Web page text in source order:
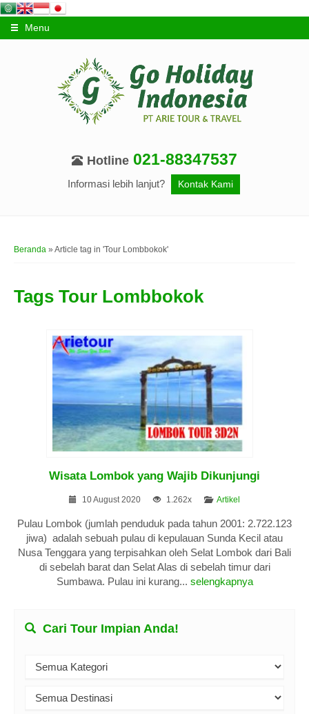
Menu
Hotline 021-88347537
Informasi lebih lanjut? Kontak Kami
Beranda » Article tag in 'Tour Lombbokok'
Tags Tour Lombbokok
Wisata Lombok yang Wajib Dikunjungi
10 August 2020 1.262x Artikel
Pulau Lombok (jumlah penduduk pada tahun 2001: 2.722.123
jiwa) adalah sebuah pulau di kepulauan Sunda Kecil atau
Nusa Tenggara yang terpisahkan oleh Selat Lombok dari Bali
di sebelah barat dan Selat Alas di sebelah timur dari
Sumbawa. Pulau ini kurang... selengkapnya
Cari Tour Impian Anda!